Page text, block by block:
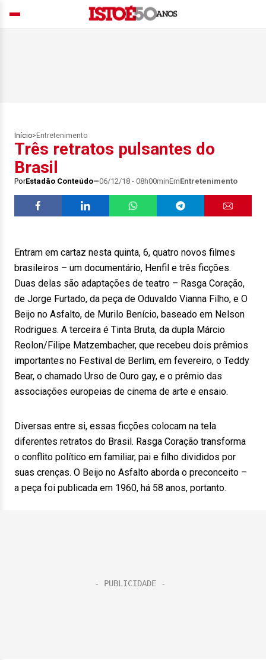
Início> Entretenimento
Três retratos pulsantes do
Brasil
PorEstadão Conteúdo 06/12/18 - 08h00minEmEntretenimento
Entram em cartaz nesta quinta, 6, quatro novos filmes
brasileiros – um documentário, Henfil e três ficções.
Duas delas são adaptações de teatro – Rasga Coração,
de Jorge Furtado, da peça de Oduvaldo Vianna Filho, e O
Beijo no Asfalto, de Murilo Benício, baseado em Nelson
Rodrigues. A terceira é Tinta Bruta, da dupla Márcio
Reolon/Filipe Matzembacher, que recebeu dois prêmios
importantes no Festival de Berlim, em fevereiro, o Teddy
Bear, o chamado Urso de Ouro gay, e o prêmio das
associações europeias de cinema de arte e ensaio.
Diversas entre si, essas ficções colocam na tela
diferentes retratos do Brasil. Rasga Coração transforma
o conflito político em familiar, pai e filho divididos por
suas crenças. O Beijo no Asfalto aborda o preconceito –
a peça foi publicada em 1960, há 58 anos, portanto.